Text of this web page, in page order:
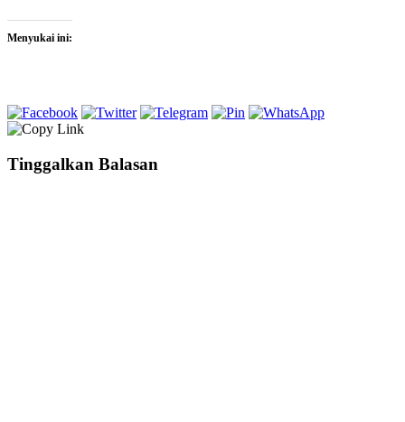
Menyukai ini:
Tinggalkan Balasan